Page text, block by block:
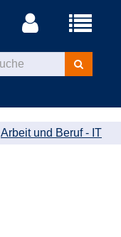
Menü
Kurse
suchen
Arbeit und Beruf - IT